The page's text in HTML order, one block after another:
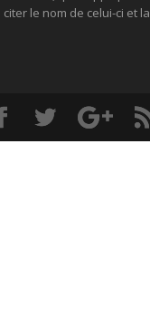
le nom de celui-ci et la